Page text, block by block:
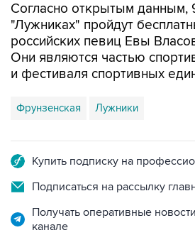
Согласно открытым данным,
"Лужниках" пройдут
российских певиц Евы
Они являются частью
и фестиваля спортивных
Фрунзенская Лужники
Купить подписку на
Подписаться на рассылку
Получать оперативные
канале